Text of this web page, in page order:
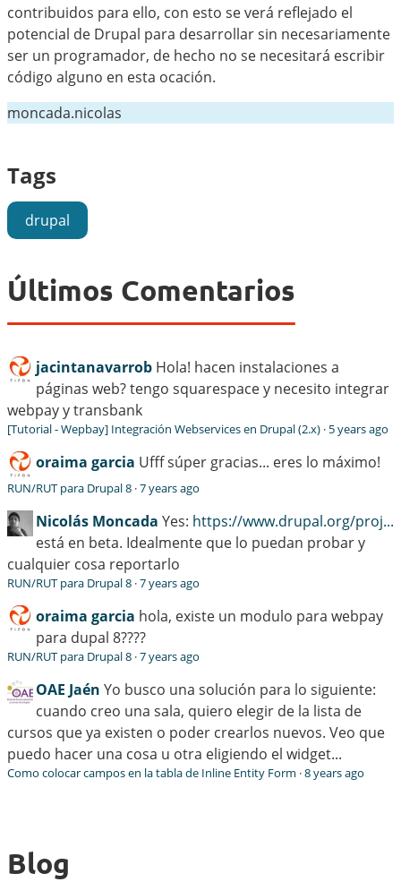
contribuidos para ello, con esto se verá reflejado el
potencial de Drupal para desarrollar sin necesariamente
ser un programador, de hecho no se necesitará escribir
código alguno en esta ocación.
moncada.nicolas
Tags
drupal
Últimos Comentarios
jacintanavarrob Hola! hacen instalaciones a
páginas web? tengo squarespace y necesito integrar
webpay y transbank
[Tutorial - Wepbay] Integración Webservices en Drupal (2.x) · 5 years ago
oraima garcia Ufff súper gracias... eres lo máximo!
RUN/RUT para Drupal 8 ·7 years ago
Nicolás Moncada Yes: https://www.drupal.org/proj...
está en beta. Idealmente que lo puedan probar y
cualquier cosa reportarlo
RUN/RUT para Drupal 8 ·7 years ago
oraima garcia hola, existe un modulo para webpay
para dupal 8????
RUN/RUT para Drupal 8 ·7 years ago
OAE Jaén Yo busco una solución para lo siguiente:
cuando creo una sala, quiero elegir de la lista de
cursos que ya existen o poder crearlos nuevos. Veo que
puedo hacer una cosa u otra eligiendo el widget...
Como colocar campos en la tabla de Inline Entity Form ·8 years ago
Blog